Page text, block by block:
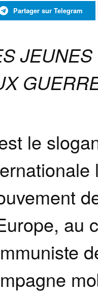
Partager sur Telegram
le
au